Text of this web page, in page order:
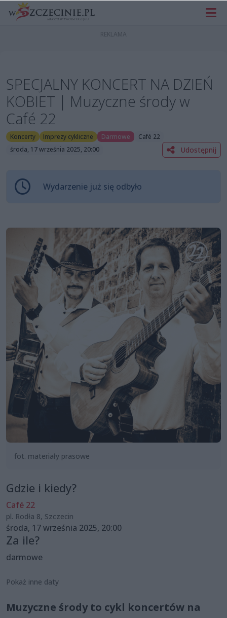
SPECJALNY KONCERT NA DZIEŃ
KOBIET | Muzyczne środy w
Café 22
Koncerty Imprezy cykliczne Darmowe
Café 22
środa, 17 września 2025, 20:00
Udostępnij
Wydarzenie już się odbyło
fot. materiały prasowe
Gdzie i kiedy?
Café 22
pl. Rodła 8, Szczecin
środa, 17 września 2025, 20:00
Za ile?
darmowe
Pokaż inne daty
Muzyczne środy to cykl koncertów na